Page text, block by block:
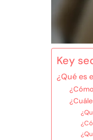
Key
¿Qué es